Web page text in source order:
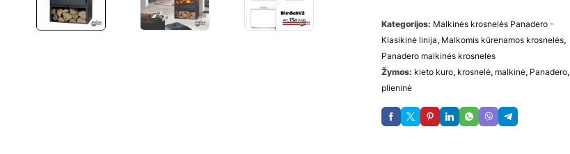
Kategorijos: Malkinės krosnelės Panadero -
Klasikinė linija, Malkomis kūrenamos krosnelės,
Panadero malkinės krosnelės
Žymos: kieto kuro, krosnelė, malkinė, Panadero,
plieninė